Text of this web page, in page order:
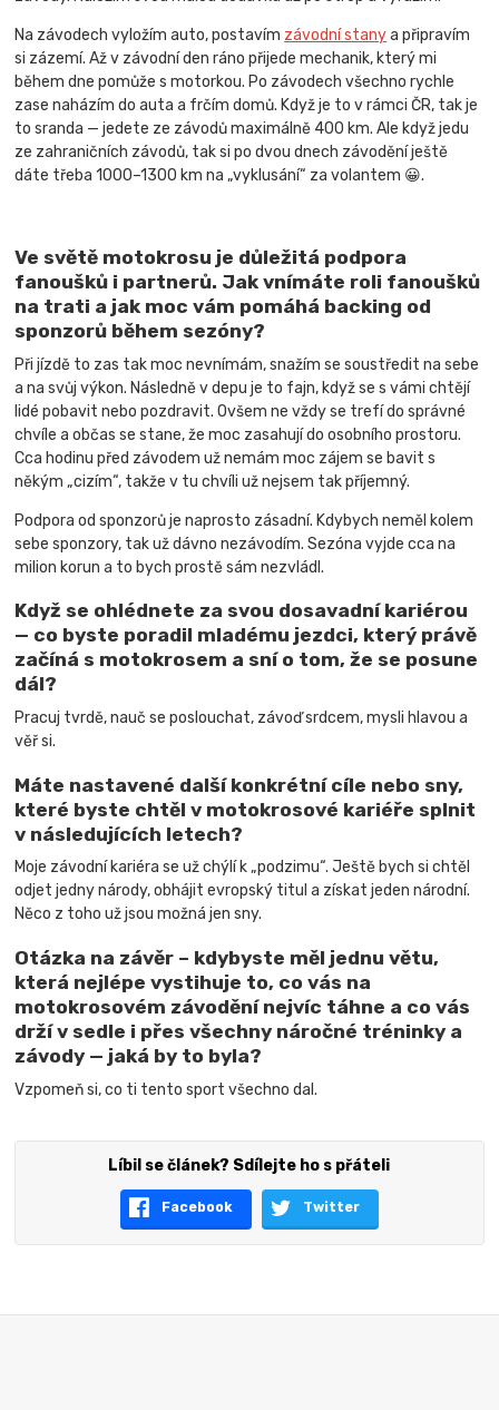
Na závodech vyložím auto, postavím závodní stanya připravím
si zázemí. Až v závodní den ráno přijede mechanik, který mi
během dne pomůže s motorkou. Po závodech všechno rychle
zase naházím do auta a frčím domů. Když je to v rámci ČR, tak je
to sranda — jedete ze závodů maximálně 400 km. Ale když jedu
ze zahraničních závodů, tak si po dvou dnech závodění ještě
dáte třeba 1000–1300 km na „vyklusání“ za volantem 😀.
Ve světě motokrosu je důležitá podpora
fanoušků i partnerů. Jak vnímáte roli fanoušků
na trati a jak moc vám pomáhá backing od
sponzorů během sezóny?
Při jízdě to zas tak moc nevnímám, snažím se soustředit na sebe
a na svůj výkon. Následně v depu je to fajn, když se s vámi chtějí
lidé pobavit nebo pozdravit. Ovšem ne vždy se trefí do správné
chvíle a občas se stane, že moc zasahují do osobního prostoru.
Cca hodinu před závodem už nemám moc zájem se bavit s
někým „cizím“, takže v tu chvíli už nejsem tak příjemný.
Podpora od sponzorů je naprosto zásadní. Kdybych neměl kolem
sebe sponzory, tak už dávno nezávodím. Sezóna vyjde cca na
milion korun a to bych prostě sám nezvládl.
Když se ohlédnete za svou dosavadní kariérou
— co byste poradil mladému jezdci, který právě
začíná s motokrosem a sní o tom, že se posune
dál?
Pracuj tvrdě, nauč se poslouchat, závoď srdcem, mysli hlavou a
věř si.
Máte nastavené další konkrétní cíle nebo sny,
které byste chtěl v motokrosové kariéře splnit
v následujících letech?
Moje závodní kariéra se už chýlí k „podzimu“. Ještě bych si chtěl
odjet jedny národy, obhájit evropský titul a získat jeden národní.
Něco z toho už jsou možná jen sny.
Otázka na závěr – kdybyste měl jednu větu,
která nejlépe vystihuje to, co vás na
motokrosovém závodění nejvíc táhne a co vás
drží v sedle i přes všechny náročné tréninky a
závody — jaká by to byla?
Vzpomeň si, co ti tento sport všechno dal.
Líbil se článek? Sdílejte ho s přáteli
Facebook Twitter